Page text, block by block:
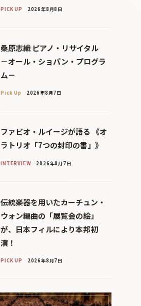
PICK UP 2026年8月8日
桑原志織 ピアノ・リサイタル
－オール・ショパン・プログラ
ム－
Pick Up 2026年8月7日
ファビオ・ルイージが語る 《オ
ラトリオ「7つの封印の書」》
INTERVIEW 2026年8月7日
伝統楽器を用いたカーチュン・
ウォン編曲の「展覧会の絵」
が、日本フィルにより本邦初
演！
PICK UP 2026年8月7日